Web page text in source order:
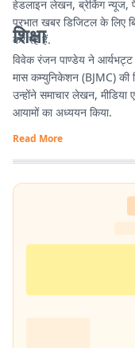
हेडलाइन लेखन, ब्रेकिंग न्यूज,
प्रभात खबर डिजिटल के लिए
कर रहे हैं.
शिक्षा
विवेक रंजन पाण्डेय ने
मास कम्युनिकेशन (BJMC) की
उन्होंने समाचार लेखन,
आयामों का अध्ययन किया.
Read More